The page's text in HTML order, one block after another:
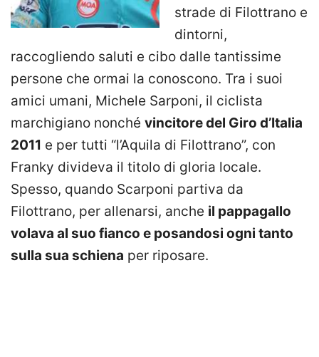
strade di Filottrano e
dintorni,
raccogliendo saluti e cibo dalle tantissime
persone che ormai la conoscono. Tra i suoi
amici umani, Michele Sarponi, il ciclista
marchigiano nonché vincitore del Giro d’Italia
2011 e per tutti “l’Aquila di Filottrano”, con
Franky divideva il titolo di gloria locale.
Spesso, quando Scarponi partiva da
Filottrano, per allenarsi, anche il pappagallo
volava al suo fianco e posandosi ogni tanto
sulla sua schiena per riposare.